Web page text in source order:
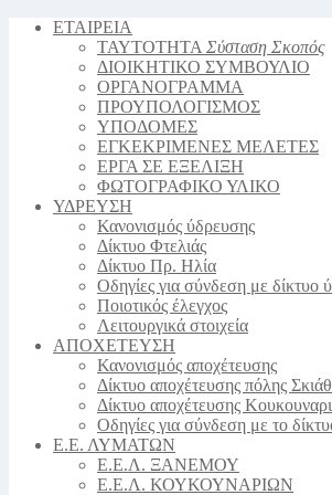
ΕΤΑΙΡΕΙΑ
ΤΑΥΤΟΤΗΤΑ Σύσταση Σκοπός
ΔΙΟΙΚΗΤΙΚΟ ΣΥΜΒΟΥΛΙΟ
ΟΡΓΑΝΟΓΡΑΜΜΑ
ΠΡΟΥΠΟΛΟΓΙΣΜΟΣ
YΠΟΔΟΜΕΣ
ΕΓΚΕΚΡΙΜΕΝΕΣ ΜΕΛΕΤΕΣ
ΕΡΓΑ ΣΕ ΕΞΕΛΙΞΗ
ΦΩΤΟΓΡΑΦΙΚΟ ΥΛΙΚΟ
ΥΔΡΕΥΣΗ
Κανονισμός ύδρευσης
Δίκτυο Φτελιάς
Δίκτυο Πρ. Ηλία
Οδηγίες για σύνδεση με δίκτυο
Ποιοτικός έλεγχος
Λειτουργικά στοιχεία
ΑΠΟΧΕΤΕΥΣΗ
Κανονισμός αποχέτευσης
Δίκτυο αποχέτευσης πόλης
Δίκτυο αποχέτευσης
Οδηγίες για σύνδεση με το
Ε.Ε. ΛΥΜΑΤΩΝ
Ε.Ε.Λ. ΞΑΝΕΜΟΥ
Ε.Ε.Λ. ΚΟΥΚΟΥΝΑΡΙΩΝ